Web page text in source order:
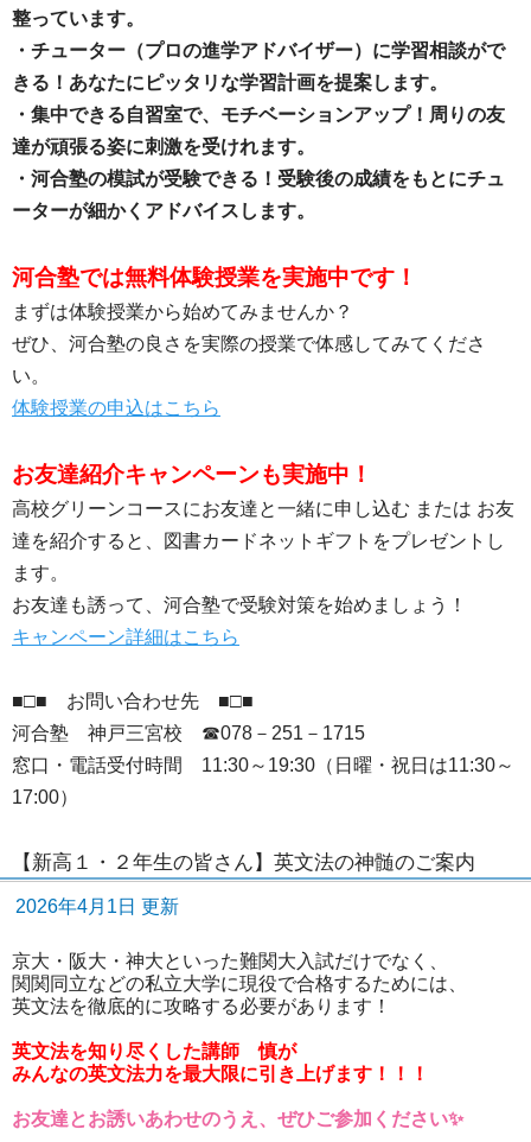
整っています。
・チューター（プロの進学アドバイザー）に学習相談がで
きる！あなたにピッタリな学習計画を提案します。
・集中できる自習室で、モチベーションアップ！周りの友
達が頑張る姿に刺激を受けれます。
・河合塾の模試が受験できる！受験後の成績をもとにチュ
ーターが細かくアドバイスします。
河合塾では無料体験授業を実施中です！
まずは体験授業から始めてみませんか？
ぜひ、河合塾の良さを実際の授業で体感してみてくださ
い。
体験授業の申込はこちら
お友達紹介キャンペーンも実施中！
高校グリーンコースにお友達と一緒に申し込む または お友
達を紹介すると、図書カードネットギフトをプレゼントし
ます。
お友達も誘って、河合塾で受験対策を始めましょう！
キャンペーン詳細はこちら
■□■ お問い合わせ先 ■□■
河合塾 神戸三宮校 ☎078－251－1715
窓口・電話受付時間 11:30～19:30（日曜・祝日は11:30～
17:00）
【新高１・２年生の皆さん】英文法の神髄のご案内
2026年4月1日 更新
京大・阪大・神大といった難関大入試だけでなく、
関関同立などの私立大学に現役で合格するためには、
英文法を徹底的に攻略する必要があります！
英文法を知り尽くした講師 慎が
みんなの英文法力を最大限に引き上げます！！！
お友達とお誘いあわせのうえ、ぜひご参加ください✨